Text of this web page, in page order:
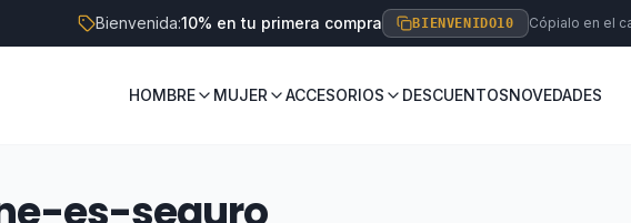
Bienvenida:10% en tu primera compra BIENVENIDO10 Cópialo en el
HOMBRE MUJER ACCESORIOS DESCUENTOSNOVEDADES